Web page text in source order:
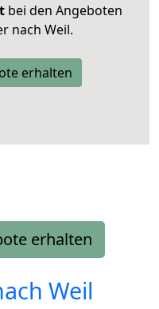
bei den Angeboten
nach Weil.
erhalten
erhalten
Weil